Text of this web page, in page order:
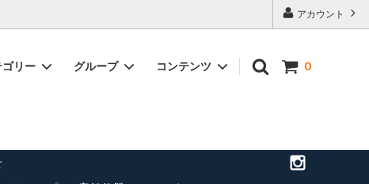
アカウント
0
ゴリー
ベルト
グループ
ペナント
コンテンツ